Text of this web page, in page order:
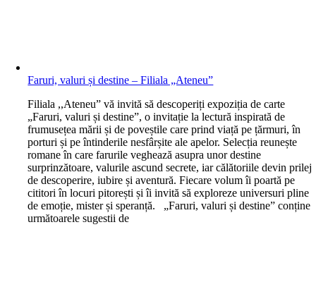
Faruri, valuri și destine – Filiala „Ateneu”
Filiala ,,Ateneu” vă invită să descoperiți expoziția de carte
„Faruri, valuri și destine”, o invitație la lectură inspirată de
frumusețea mării și de poveștile care prind viață pe țărmuri, în
porturi și pe întinderile nesfârșite ale apelor. Selecția reunește
romane în care farurile veghează asupra unor destine
surprinzătoare, valurile ascund secrete, iar călătoriile devin prilej
de descoperire, iubire și aventură. Fiecare volum îi poartă pe
cititori în locuri pitorești și îi invită să exploreze universuri pline
de emoție, mister și speranță. „Faruri, valuri și destine” conține
următoarele sugestii de